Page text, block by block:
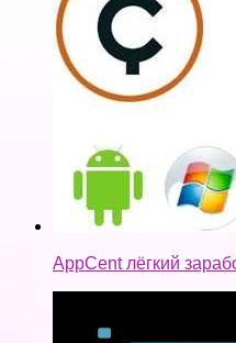
AppCent лёгкий